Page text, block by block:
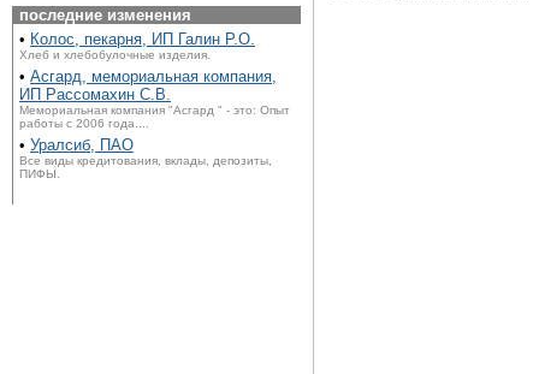
последние изменения
• Колос, пекарня, ИП Галин Р.О.
Хлеб и хлебобулочные изделия.
• Асгард, мемориальная компания,
ИП Рассомахин С.В.
Мемориальная компания "Асгард " - это: Опыт
работы с 2006 года....
• Уралсиб, ПАО
Все виды кредитования, вклады, депозиты,
ПИФЫ.